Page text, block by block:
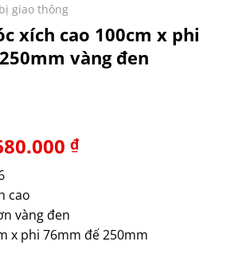
giao thông
xích cao 100cm x phi
vàng đen
₫.
₫Giá
680.000 ₫.
cao
vàng đen
x phi 76mm đế 250mm